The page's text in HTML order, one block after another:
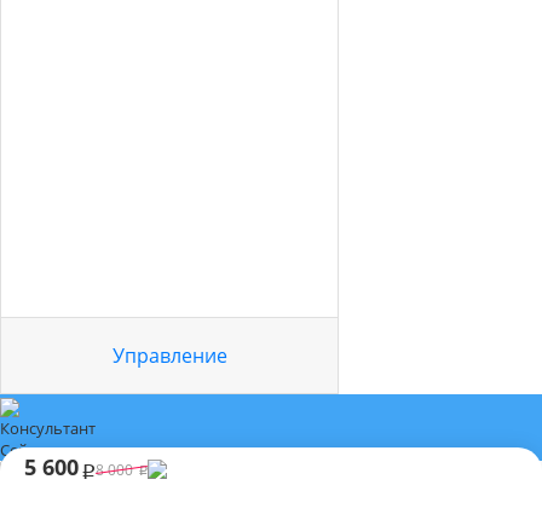
5 600 p8 000 p
Управление
Консультант
Сейчас недоступен